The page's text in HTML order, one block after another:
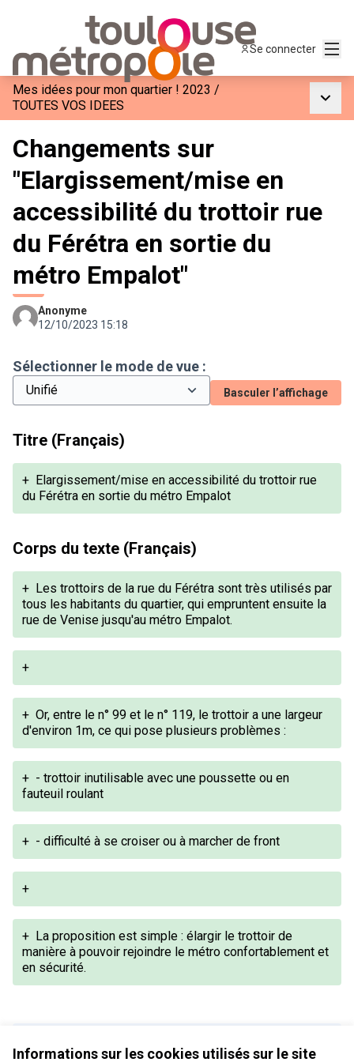
Informations sur les cookies utilisés sur le site
Se connecter
Mes idées pour mon quartier ! 2023 /
TOUTES VOS IDEES
Changements sur
"Elargissement/mise en
accessibilité du trottoir rue
du Férétra en sortie du
métro Empalot"
Anonyme
12/10/2023 15:18
Sélectionner le mode de vue :
Basculer l’affichage
Titre (Français)
+ Elargissement/mise en accessibilité du trottoir rue
du Férétra en sortie du métro Empalot
Corps du texte (Français)
+ Les trottoirs de la rue du Férétra sont très utilisés par
tous les habitants du quartier, qui empruntent ensuite la
rue de Venise jusqu'au métro Empalot.
+
+ Or, entre le n° 99 et le n° 119, le trottoir a une largeur
d'environ 1m, ce qui pose plusieurs problèmes :
+ - trottoir inutilisable avec une poussette ou en
fauteuil roulant
+ - difficulté à se croiser ou à marcher de front
+
+ La proposition est simple : élargir le trottoir de
manière à pouvoir rejoindre le métro confortablement et
en sécurité.